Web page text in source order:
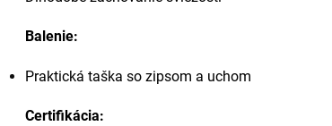
Balenie:
Praktická taška so zipsom a uchom
Certifikácia: